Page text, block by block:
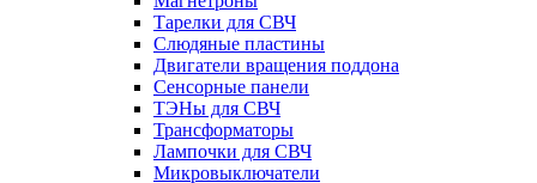
Тарелки для СВЧ
Слюдяные пластины
Двигатели вращения поддона
Сенсорные панели
ТЭНы для СВЧ
Трансформаторы
Лампочки для СВЧ
Микровыключатели